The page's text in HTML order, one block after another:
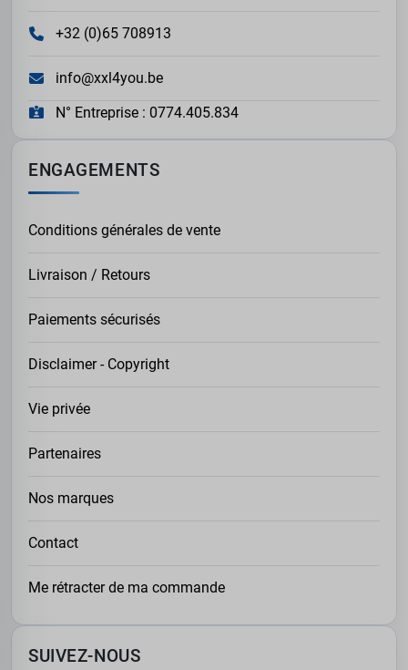
+32 (0)65 708913
info@xxl4you.be
N° Entreprise : 0774.405.834
ENGAGEMENTS
Conditions générales de vente
Livraison / Retours
Paiements sécurisés
Disclaimer - Copyright
Vie privée
Partenaires
Nos marques
Contact
Me rétracter de ma commande
SUIVEZ-NOUS